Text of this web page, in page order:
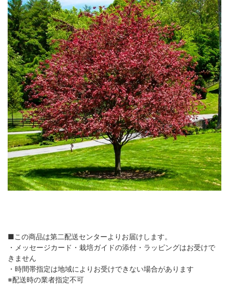
■この商品は第二配送センターよりお届けします。
・メッセージカード・栽培ガイドの添付・ラッピングはお受けで
きません
・時間帯指定は地域によりお受けできない場合があります
※配送時の業者指定不可